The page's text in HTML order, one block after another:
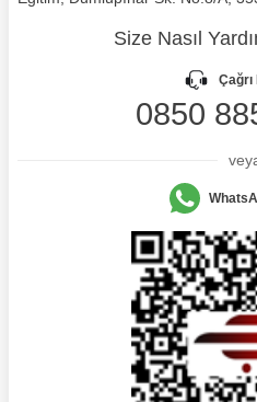
Size Nasıl
0850